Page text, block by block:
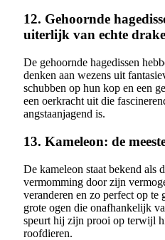
12. Gehoornde
uiterlijk van echte
De gehoornde hagedissen
denken aan wezens uit
schubben op hun kop en een
een oerkracht uit die
angstaanjagend is.
13. Kameleon: de
De kameleon staat bekend als
vermomming door zijn
veranderen en zo perfect op
grote ogen die onafhankelijk
speurt hij zijn prooi op terwijl
roofdieren.